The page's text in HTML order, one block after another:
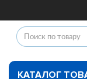
КАТАЛОГ